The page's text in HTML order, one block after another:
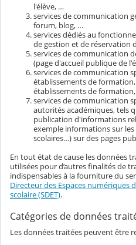
l'élève, …
services de communication
forum, blog, …
services dédiés au
de gestion et de réservation
services de communication
(page d'accueil publique de
services de communication
établissements de
établissements de formation,
services de communication
autorités académiques, tels
publication d'informations
exemple informations sur
scolaires…) sur des pages
En tout état de cause les données
utilisées pour d’autres finalités de
indispensables à la fourniture du
Directeur des Espaces numériques
scolaire (SDET).
Catégories de données
Les données traitées peuvent être